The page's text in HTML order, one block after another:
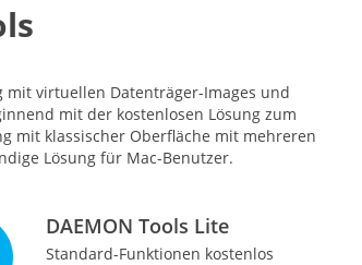
mit virtuellen Datenträger-Images und
mit der kostenlosen Lösung zum
mit klassischer Oberfläche mit mehreren
Lösung für Mac-Benutzer.
DAEMON Tools Lite
Standard-Funktionen kostenlos